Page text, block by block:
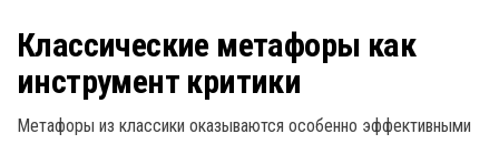
Классические метафоры как
инструмент критики
Метафоры из классики оказываются особенно эффективными